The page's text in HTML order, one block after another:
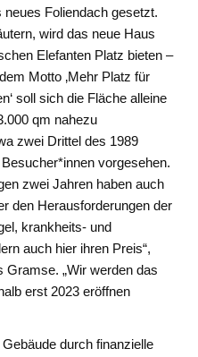
neues Foliendach gesetzt.
wird das neue Haus
Elefanten Platz bieten –
Motto ‚Mehr Platz für
soll sich die Fläche alleine
qm nahezu
zwei Drittel des 1989
vorgesehen.
zwei Jahren haben auch
den Herausforderungen der
krankheits- und
auch hier ihren Preis“,
Gramse. „Wir werden das
erst 2023 eröffnen
durch finanzielle